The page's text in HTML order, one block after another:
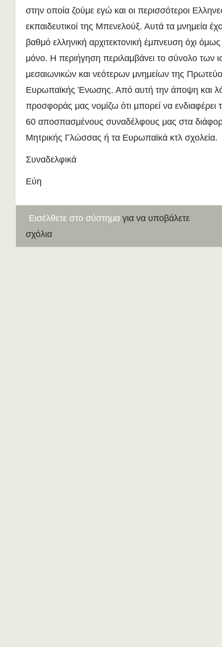
στην οποία ζούμε εγώ και οι περισσότεροι
εκπαιδευτικοί της Μπενελούξ. Αυτά τα μνημεία
βαθμό ελληνική αρχιτεκτονική έμπνευση όχι όμως
μόνο. Η περιήγηση περιλαμβάνει το σύνολο των
μεσαιωνικών και νεότερων μνημείων της
Ευρωπαϊκής Ένωσης. Από αυτή την άποψη και
προσφοράς μας νομίζω ότι μπορεί να ενδιαφέρει
60 αποσπασμένους συναδέλφους μας στα
Μητρικής Γλώσσας ή τα Ευρωπαϊκά κτλ σχολεία.
Συναδελφικά
Εύη
Εισέλθετε στο σύστημα για να υποβάλετε
σχόλια